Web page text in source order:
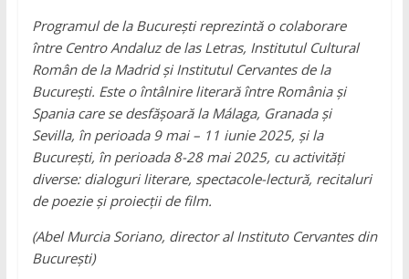
Programul de la București reprezintă o colaborare
între Centro Andaluz de las Letras, Institutul Cultural
Român de la Madrid și Institutul Cervantes de la
București. Este o întâlnire literară între România și
Spania care se desfășoară la Málaga, Granada și
Sevilla, în perioada 9 mai – 11 iunie 2025, și la
București, în perioada 8-28 mai 2025, cu activități
diverse: dialoguri literare, spectacole-lectură, recitaluri
de poezie și proiecții de film.
(Abel Murcia Soriano, director al Instituto Cervantes din
București)